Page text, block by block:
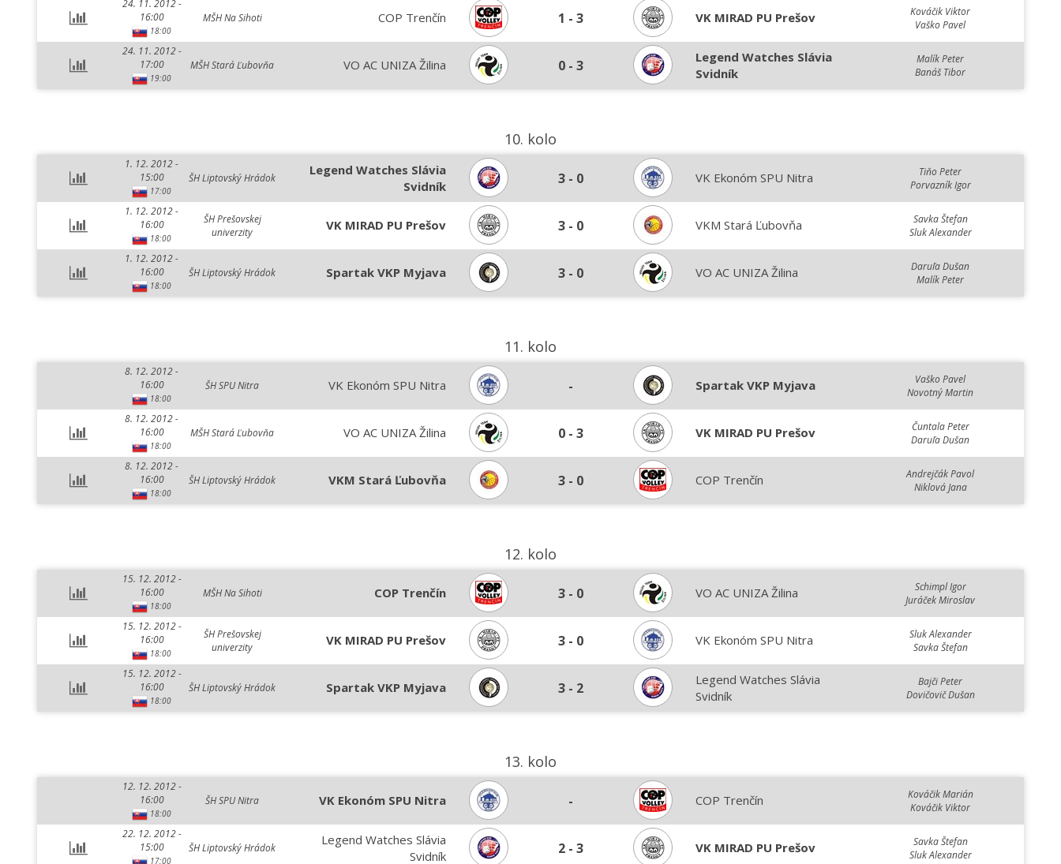
24. 11. 2012 -
16:00
18:00
MŠH Na Sihoti COP Trenčín 1 - 3 VK MIRAD PU Prešov
Kováčik Viktor
Vaško Pavel
24. 11. 2012 -
17:00
19:00
MŠH Stará Ľubovňa VO AC UNIZA Žilina 0 - 3
Legend Watches Slávia
Svidník
Malík Peter
Banáš Tibor
10. kolo
1. 12. 2012 -
15:00
17:00
ŠH Liptovský Hrádok
Legend Watches Slávia
Svidník
3 - 0 VK Ekonóm SPU Nitra
Tiňo Peter
Porvazník Igor
1. 12. 2012 -
16:00
18:00
ŠH Prešovskej
univerzity
VK MIRAD PU Prešov 3 - 0 VKM Stará Ľubovňa
Savka Štefan
Sluk Alexander
1. 12. 2012 -
16:00
18:00
ŠH Liptovský Hrádok Spartak VKP Myjava 3 - 0 VO AC UNIZA Žilina
Daruľa Dušan
Malík Peter
11. kolo
8. 12. 2012 -
16:00
18:00
ŠH SPU Nitra VK Ekonóm SPU Nitra - Spartak VKP Myjava
Vaško Pavel
Novotný Martin
8. 12. 2012 -
16:00
18:00
MŠH Stará Ľubovňa VO AC UNIZA Žilina 0 - 3 VK MIRAD PU Prešov
Čuntala Peter
Daruľa Dušan
8. 12. 2012 -
16:00
18:00
ŠH Liptovský Hrádok VKM Stará Ľubovňa 3 - 0 COP Trenčín
Andrejčák Pavol
Niklová Jana
12. kolo
15. 12. 2012 -
16:00
18:00
MŠH Na Sihoti COP Trenčín 3 - 0 VO AC UNIZA Žilina
Schimpl Igor
Juráček Miroslav
15. 12. 2012 -
16:00
18:00
ŠH Prešovskej
univerzity
VK MIRAD PU Prešov 3 - 0 VK Ekonóm SPU Nitra
Sluk Alexander
Savka Štefan
15. 12. 2012 -
16:00
18:00
ŠH Liptovský Hrádok Spartak VKP Myjava 3 - 2
Legend Watches Slávia
Svidník
Bajči Peter
Dovičovič Dušan
13. kolo
12. 12. 2012 -
16:00
18:00
ŠH SPU Nitra VK Ekonóm SPU Nitra - COP Trenčín
Kováčik Marián
Kováčik Viktor
22. 12. 2012 -
15:00
17:00
ŠH Liptovský Hrádok
Legend Watches Slávia
Svidník
2 - 3 VK MIRAD PU Prešov
Savka Štefan
Sluk Alexander